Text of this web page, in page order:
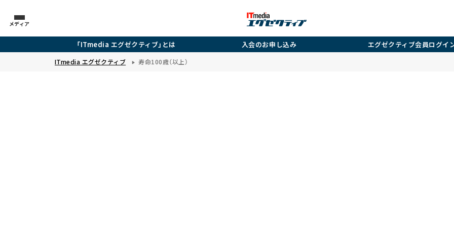
メディア
「ITmedia エグゼクティブ」とは 入会のお申し込み エグゼクティブ会員ログイ
ITmedia エグゼクティブ 寿命100歳（以上）